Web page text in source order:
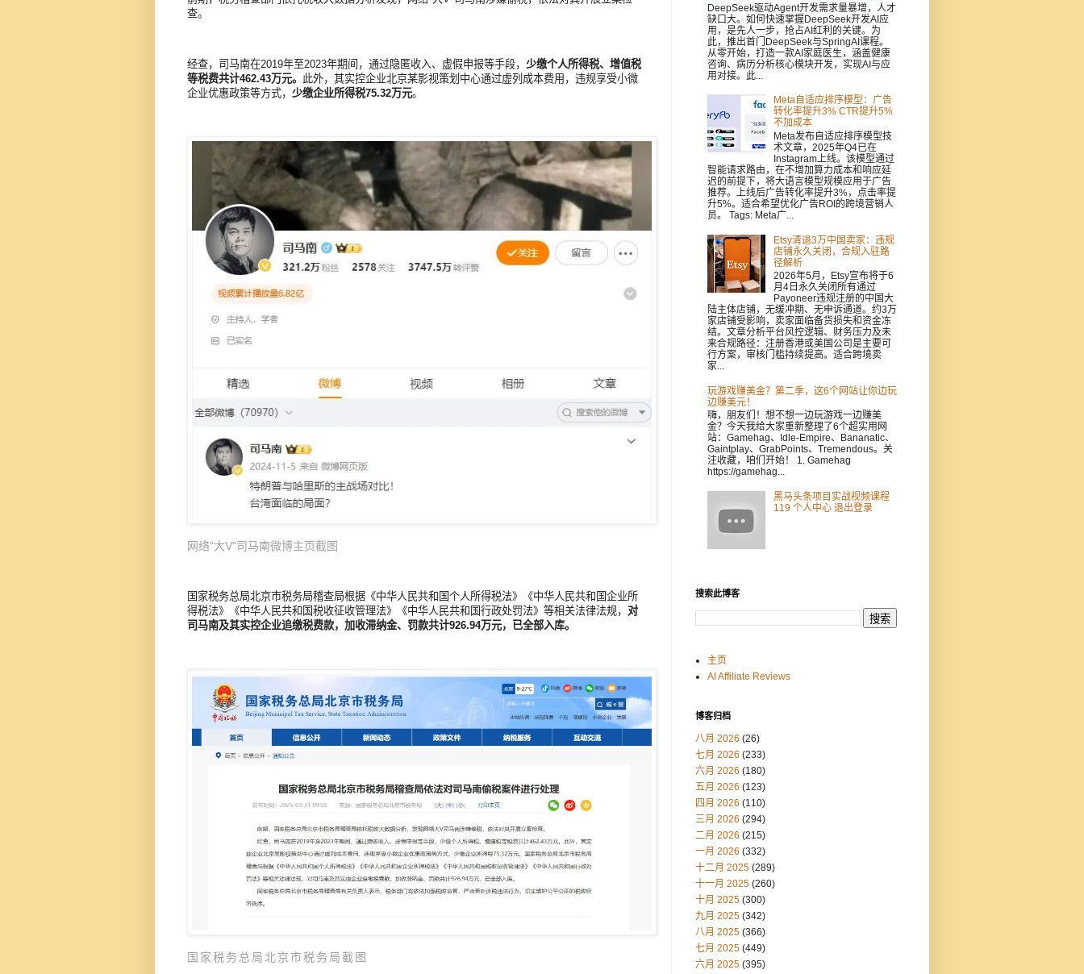
查。
经查，司马南在2019年至2023年期间，通过隐匿收入、虚假申报等手段， 少缴个人所得税、增值税
等税费共计462.43万元。 此外，其实控企业北京某影视策划中心通过虚列成本费用，违规享受小微
企业优惠政策等方式， 少缴企业所得税75.32万元。
网络"大V"司马南微博主页截图
国家税务总局北京市税务局稽查局根据《中华人民共和国个人所得税法》《中华人民共和国企业所
得税法》《中华人民共和国税收征收管理法》《中华人民共和国行政处罚法》等相关法律法规， 对
司马南及其实控企业追缴税费款，加收滞纳金、罚款共计926.94万元，已全部入库。
国家税务总局北京市税务局截图
DeepSeek驱动Agent开发需求量暴增，人才
缺口大。如何快速掌握DeepSeek开发AI应
用，是先人一步，抢占AI红利的关键。为
此，推出首门DeepSeek与SpringAI课程。
从零开始，打造一款AI家庭医生，涵盖健康
咨询、病历分析核心模块开发，实现AI与应
用对接。此...
Meta自适应排序模型：广告
转化率提升3% CTR提升5%
不加成本
Meta发布自适应排序模型技
术文章，2025年Q4已在
Instagram上线。该模型通过
智能请求路由，在不增加算力成本和响应延
迟的前提下，将大语言模型规模应用于广告
推荐。上线后广告转化率提升3%，点击率提
升5%。适合希望优化广告ROI的跨境营销人
员。 Tags: Meta广...
Etsy清退3万中国卖家：违规
店铺永久关闭，合规入驻路
径解析
2026年5月，Etsy宣布将于6
月4日永久关闭所有通过
Payoneer违规注册的中国大
陆主体店铺，无缓冲期、无申诉通道。约3万
家店铺受影响，卖家面临备货损失和资金冻
结。文章分析平台风控逻辑、财务压力及未
来合规路径：注册香港或美国公司是主要可
行方案，审核门槛持续提高。适合跨境卖
家...
玩游戏赚美金？第二季，这6个网站让你边玩
边赚美元！
嗨，朋友们！想不想一边玩游戏一边赚美
金？今天我给大家重新整理了6个超实用网
站：Gamehag、Idle-Empire、Bananatic、
Gaintplay、GrabPoints、Tremendous。关
注收藏，咱们开始！ 1. Gamehag
https://gamehag...
黑马头条项目实战视频课程
119 个人中心 退出登录
搜索此博客
主页
AI Affiliate Reviews
博客归档
八月 2026 (26)
七月 2026 (233)
六月 2026 (180)
五月 2026 (123)
四月 2026 (110)
三月 2026 (294)
二月 2026 (215)
一月 2026 (332)
十二月 2025 (289)
十一月 2025 (260)
十月 2025 (300)
九月 2025 (342)
八月 2025 (366)
七月 2025 (449)
六月 2025 (395)